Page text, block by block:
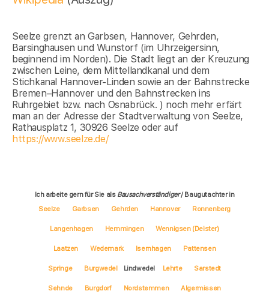
Seelze grenzt an Garbsen, Hannover, Gehrden,
Barsinghausen und Wunstorf (im Uhrzeigersinn,
beginnend im Norden). Die Stadt liegt an der Kreuzung
zwischen Leine, dem Mittellandkanal und dem
Stichkanal Hannover-Linden sowie an der Bahnstrecke
Bremen–Hannover und den Bahnstrecken ins
Ruhrgebiet bzw. nach Osnabrück. ) noch mehr erfärt
man an der Adresse der Stadtverwaltung von Seelze,
Rathausplatz 1, 30926 Seelze oder auf
https://www.seelze.de/
Ich arbeite gern für Sie als Bausachverständiger/ Baugutachter in
Seelze
Garbsen Gehrden Hannover Ronnenberg
Langenhagen Hemmingen Wennigsen (Deister)
Laatzen Wedemark Isernhagen Pattensen
Springe Burgwedel Lindwedel Lehrte Sarstedt
Sehnde Burgdorf Nordstemmen Algermissen